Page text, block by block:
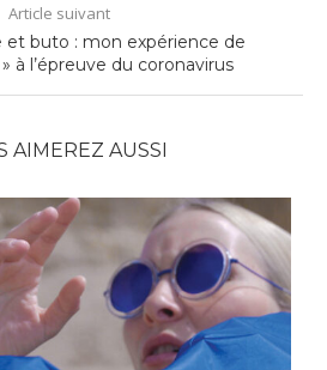
Article suivant
et buto : mon expérience de
à l’épreuve du coronavirus
AIMEREZ AUSSI